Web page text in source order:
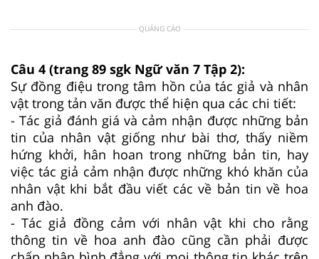
QUẢNG CÁO
Câu 4 (trang 89 sgk Ngữ văn 7 Tập 2):
Sự đồng điệu trong tâm hồn của tác giả và nhân
vật trong tản văn được thể hiện qua các chi tiết:
- Tác giả đánh giá và cảm nhận được những bản
tin của nhân vật giống như bài thơ, thấy niềm
hứng khởi, hân hoan trong những bản tin, hay
việc tác giả cảm nhận được những khó khăn của
nhân vật khi bắt đầu viết các về bản tin về hoa
anh đào.
- Tác giả đồng cảm với nhân vật khi cho rằng
thông tin về hoa anh đào cũng cần phải được